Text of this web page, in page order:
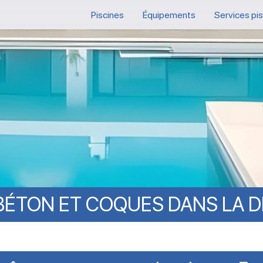
Piscines Équipements Services
ET COQUES DANS LA